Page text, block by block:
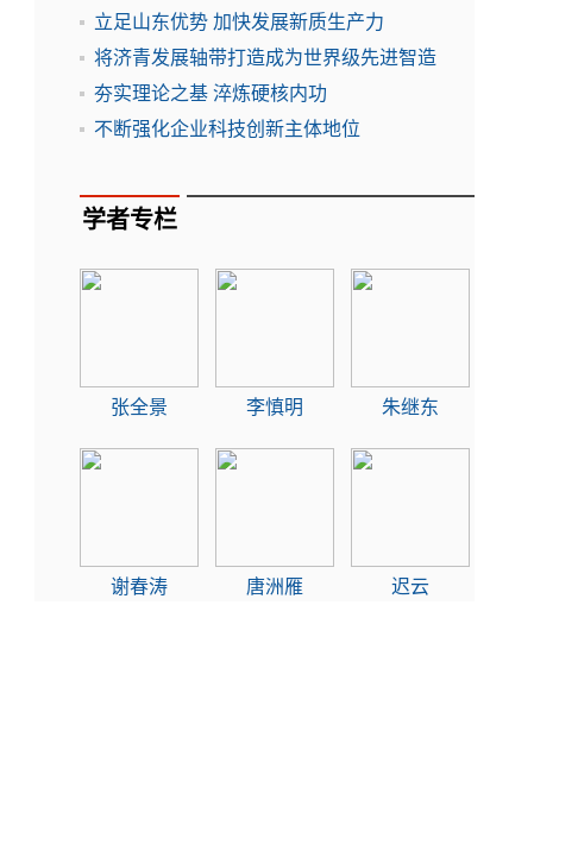
立足山东优势 加快发展新质生产力
将济青发展轴带打造成为世界级先进智造
夯实理论之基 淬炼硬核内功
不断强化企业科技创新主体地位
学者专栏
张全景 李慎明 朱继东
谢春涛 唐洲雁 迟云